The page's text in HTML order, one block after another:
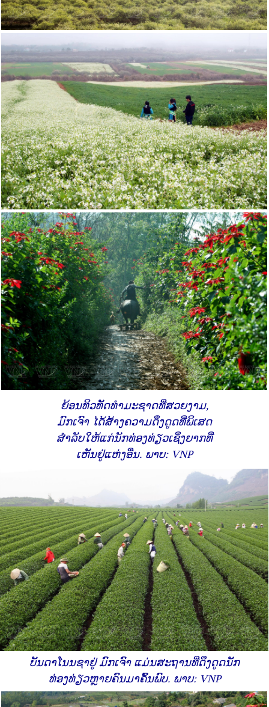
ຍ້ອນ​ທິວ​ທັດ​ທຳ​ມະ​ຊາດ​ທີ່​ສວຍ​ງາມ,
ມົກເຈົາ ໄດ້​ສ້າງ​ຄວາມ​ດຶງ​ດູດ​ທີ່​ພິ​ເສດ​
ສຳລັບໃຫ້​ແກ່​ນັກ​ທ່ອງ​ທ່ຽວ​ເຊິ່ງຍາກທີ່
ເຫັນຢູ່ແຫ່ງອື່ນ. ພາບ: VNP
ບັນດາໂນນຊາຢູ່ ມົກເຈົາ ແມ່ນສະຖານທີ່ດຶງດູດນັກ
ທ່ອງທ່ຽວຫຼາຍຄົນມາຄົ້ນພົບ. ພາບ: VNP